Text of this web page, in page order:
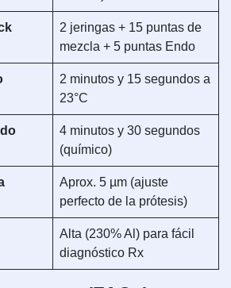
2 jeringas + 15 puntas de
mezcla + 5 puntas Endo
2 minutos y 15 segundos a
23°C
4 minutos y 30 segundos
(químico)
Aprox. 5 µm (ajuste
perfecto de la prótesis)
Alta (230% Al) para fácil
diagnóstico Rx